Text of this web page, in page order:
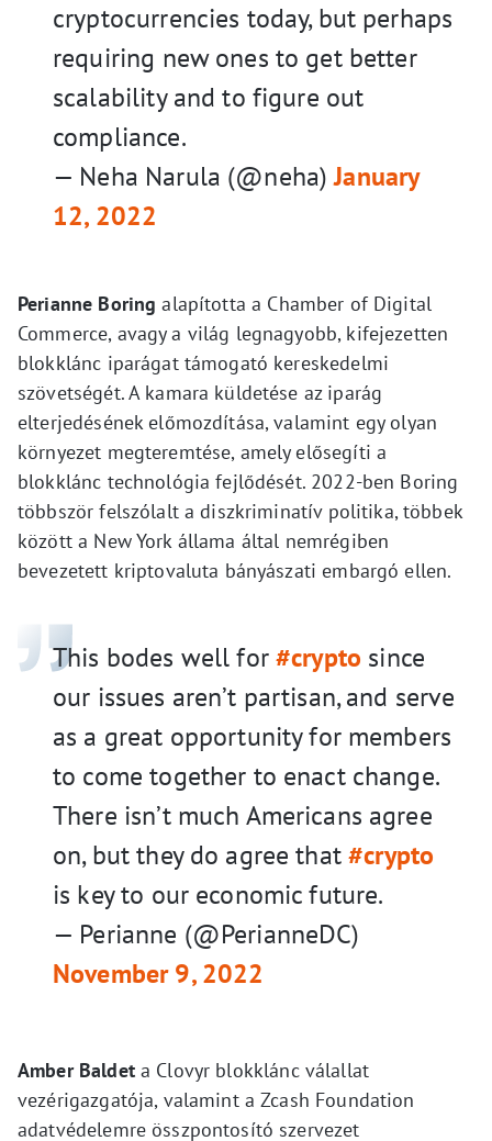
cryptocurrencies today, but perhaps
requiring new ones to get better
scalability and to figure out
compliance.
— Neha Narula (@neha)January
12, 2022
Perianne Boring alapította a Chamber of Digital
Commerce, avagy a világ legnagyobb, kifejezetten
blokklánc iparágat támogató kereskedelmi
szövetségét. A kamara küldetése az iparág
elterjedésének előmozdítása, valamint egy olyan
környezet megteremtése, amely elősegíti a
blokklánc technológia fejlődését. 2022-ben Boring
többször felszólalt a diszkriminatív politika, többek
között a New York állama által nemrégiben
bevezetett kriptovaluta bányászati embargó ellen.
This bodes well for#crypto since
our issues aren’t partisan, and serve
as a great opportunity for members
to come together to enact change.
There isn’t much Americans agree
on, but they do agree that#crypto
is key to our economic future.
— Perianne (@PerianneDC)
November 9, 2022
Amber Baldeta Clovyr blokklánc válallat
vezérigazgatója, valamint a Zcash Foundation
adatvédelemre összpontosító szervezet